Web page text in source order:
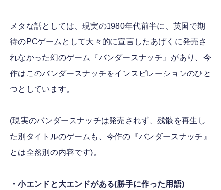
メタな話としては、現実の1980年代前半に、英国で期
待のPCゲームとして大々的に宣言したあげくに発売さ
れなかった幻のゲーム『バンダースナッチ』があり、今
作はこのバンダースナッチをインスピレーションのひと
つとしています。
(現実のバンダースナッチは発売されず、残骸を再生し
た別タイトルのゲームも、今作の『バンダースナッチ』
とは全然別の内容です)。
・小エンドと大エンドがある(勝手に作った用語)